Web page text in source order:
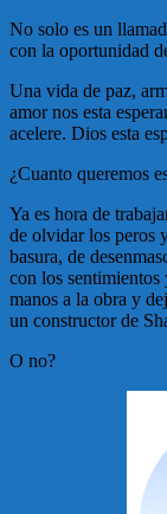
No solo es un
con la oportunidad
Una vida de paz,
amor nos esta
acelere. Dios esta
¿Cuanto queremos
Ya es hora de
de olvidar los peros
basura, de
con los
manos a la obra y
un constructor de
O no?